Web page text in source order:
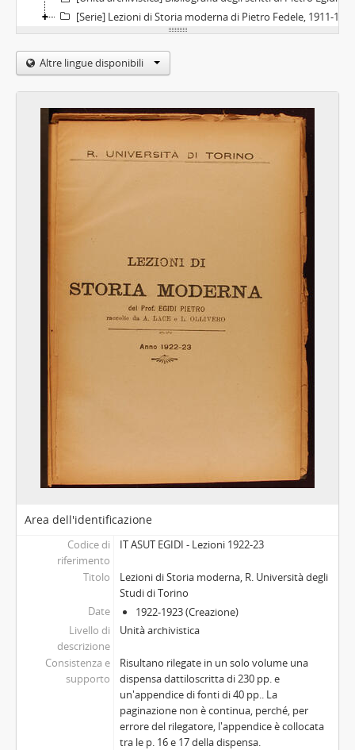
[Serie] Lezioni di Storia moderna di Pietro Fedele, 1911-1921
Altre lingue disponibili
Area dell'identificazione
Codice di
riferimento
IT ASUT EGIDI - Lezioni 1922-23
Titolo
Lezioni di Storia moderna, R. Università degli
Studi di Torino
Date
1922-1923 (Creazione)
Livello di
descrizione
Unità archivistica
Consistenza e
supporto
Risultano rilegate in un solo volume una
dispensa dattiloscritta di 230 pp. e
un'appendice di fonti di 40 pp.. La
paginazione non è continua, perché, per
errore del rilegatore, l'appendice è collocata
tra le p. 16 e 17 della dispensa.